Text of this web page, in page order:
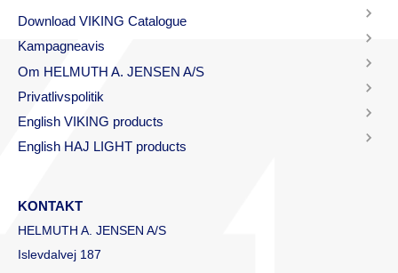
Download VIKING Catalogue
Kampagneavis
Om HELMUTH A. JENSEN A/S
Privatlivspolitik
English VIKING products
English HAJ LIGHT products
KONTAKT
HELMUTH A. JENSEN A/S
Islevdalvej 187